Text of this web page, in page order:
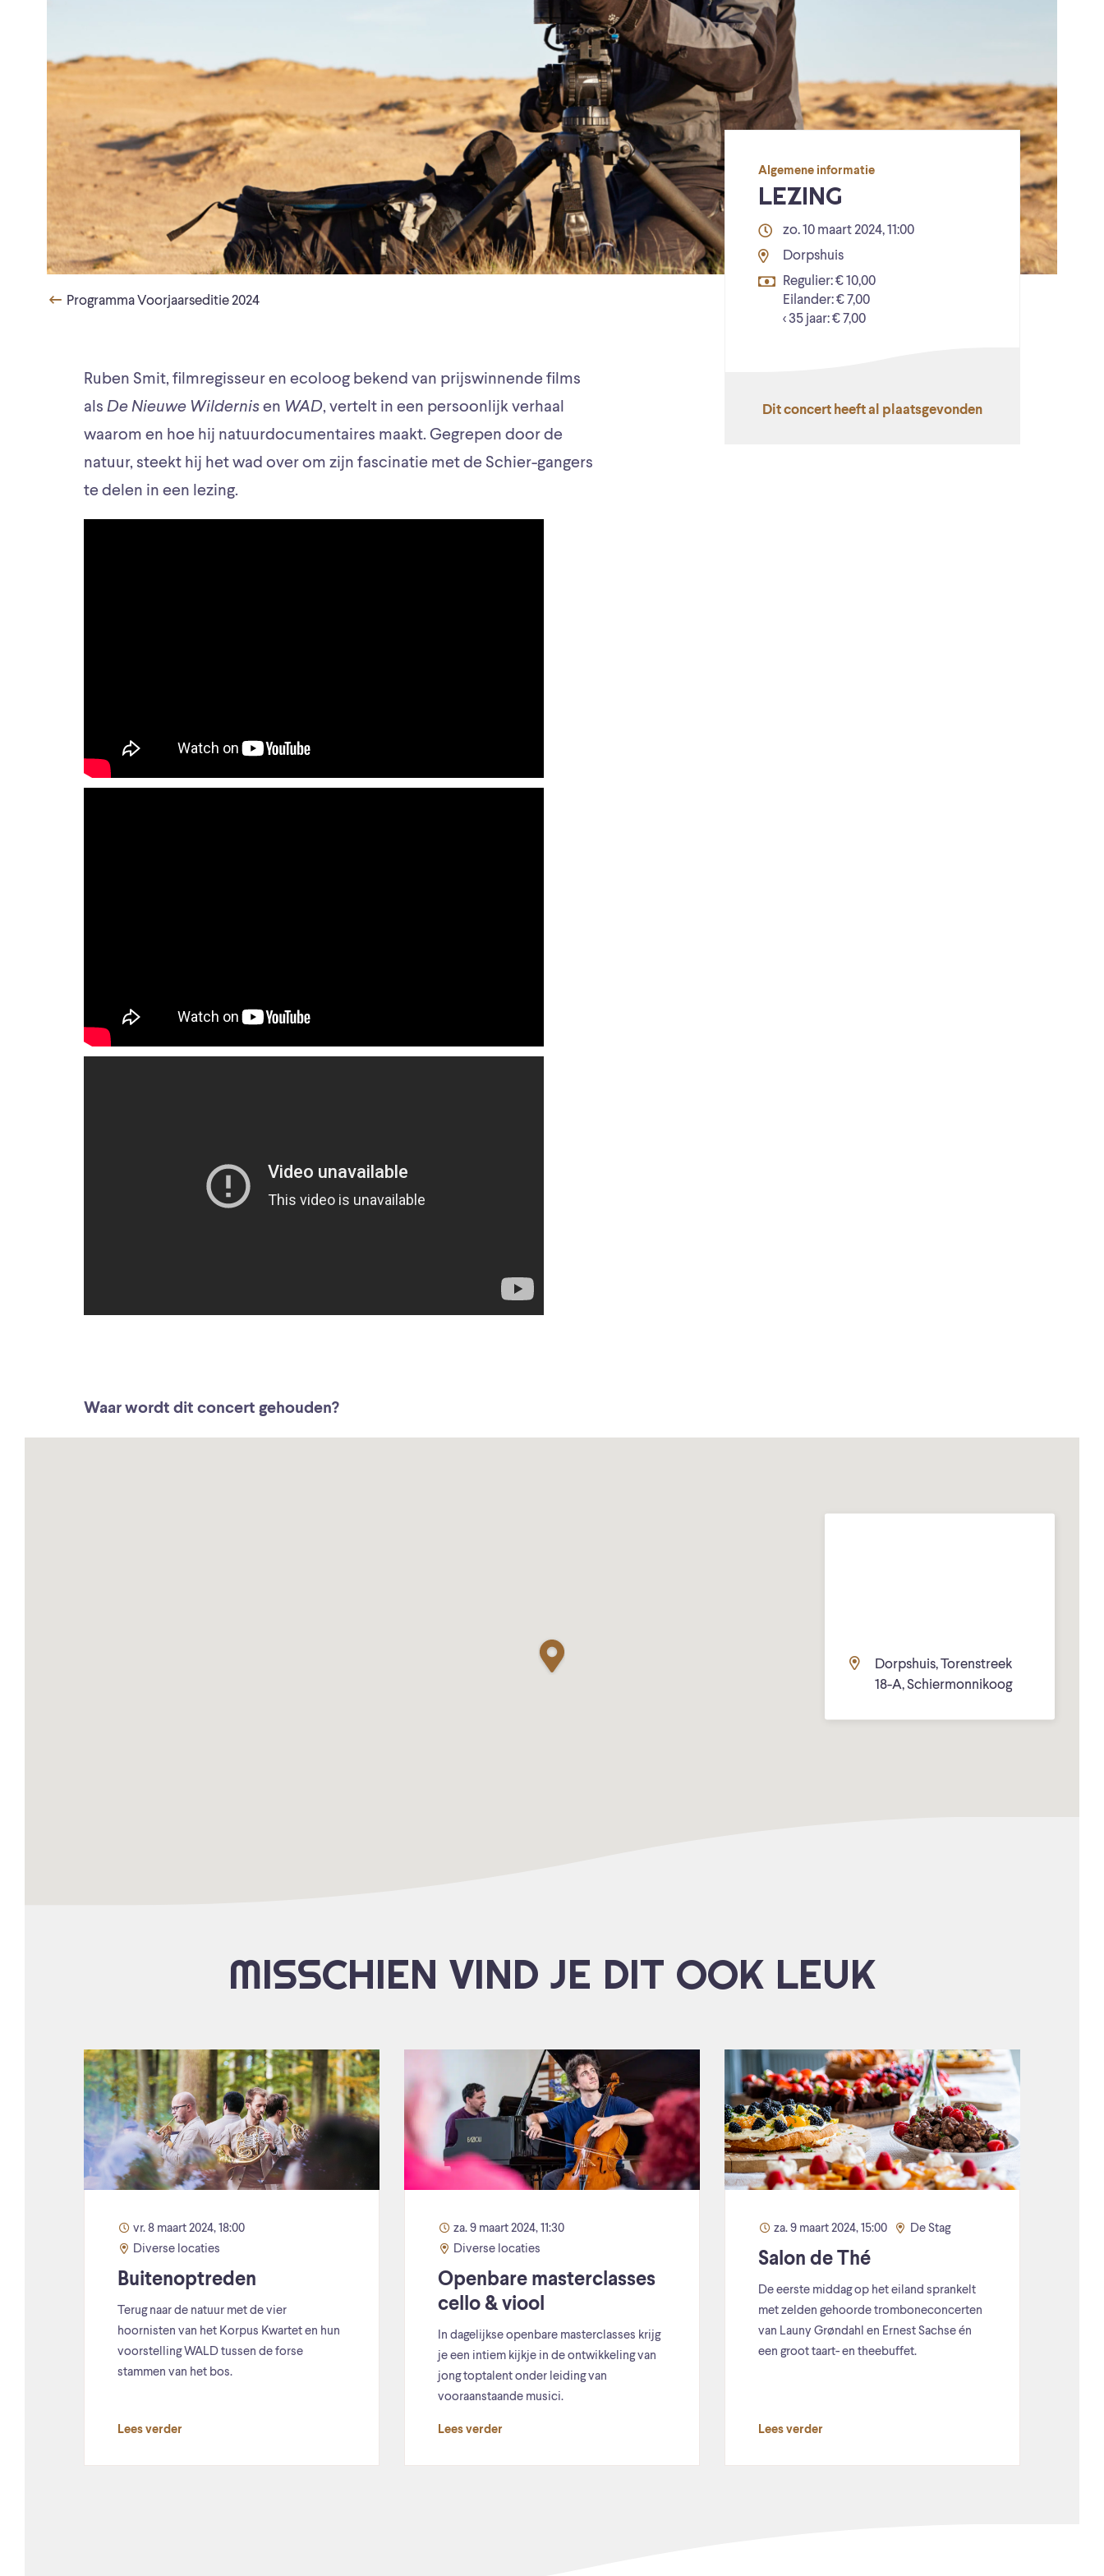
Programma Voorjaarseditie 2024
Ruben Smit, filmregisseur en ecoloog bekend van prijswinnende films
als De Nieuwe Wildernis en WAD, vertelt in een persoonlijk verhaal
waarom en hoe hij natuurdocumentaires maakt. Gegrepen door de
natuur, steekt hij het wad over om zijn fascinatie met de Schier-gangers
te delen in een lezing.
Algemene informatie
LEZING
zo. 10 maart 2024, 11:00
Dorpshuis
Regulier: € 10,00
Eilander: € 7,00
< 35 jaar: € 7,00
Dit concert heeft al plaatsgevonden
Waar wordt dit concert gehouden?
Dorpshuis, Torenstreek
18-A, Schiermonnikoog
MISSCHIEN VIND JE DIT OOK LEUK
vr. 8 maart 2024, 18:00
Diverse locaties
Buitenoptreden
Terug naar de natuur met de vier
hoornisten van het Korpus Kwartet en hun
voorstelling WALD tussen de forse
stammen van het bos.
Lees verder
za. 9 maart 2024, 11:30
Diverse locaties
Openbare masterclasses
cello & viool
In dagelijkse openbare masterclasses krijg
je een intiem kijkje in de ontwikkeling van
jong toptalent onder leiding van
vooraanstaande musici.
Lees verder
za. 9 maart 2024, 15:00 De Stag
Salon de Thé
De eerste middag op het eiland sprankelt
met zelden gehoorde tromboneconcerten
van Launy Grøndahl en Ernest Sachse én
een groot taart- en theebuffet.
Lees verder